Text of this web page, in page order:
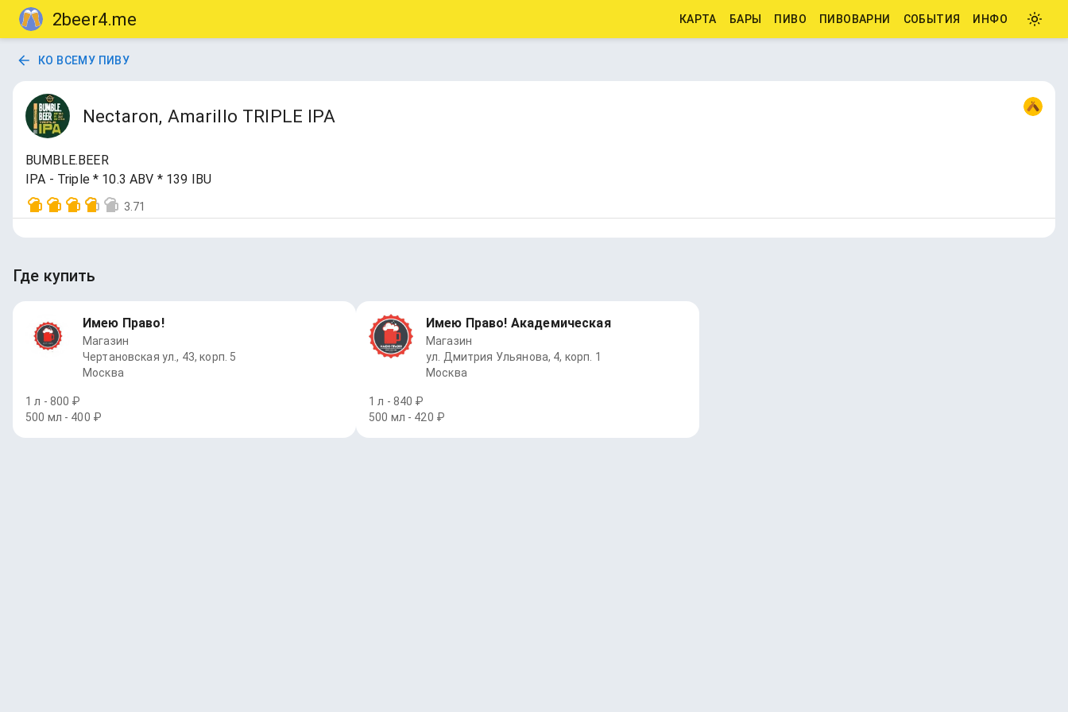
2beer4.me КАРТА БАРЫ ПИВО ПИВОВАРНИ СОБЫТИЯ ИНФО
КО ВСЕМУ ПИВУ
Nectaron, Amarillo TRIPLE IPA
BUMBLE.BEER
IPA - Triple * 10.3 ABV * 139 IBU
3.71
Где купить
Имею Право!
Магазин
Чертановская ул., 43, корп. 5
Москва
1 л - 800 ₽
500 мл - 400 ₽
Имею Право! Академическая
Магазин
ул. Дмитрия Ульянова, 4, корп. 1
Москва
1 л - 840 ₽
500 мл - 420 ₽